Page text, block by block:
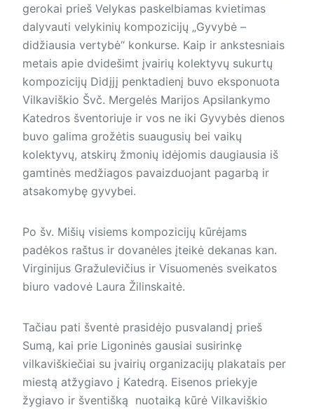
gerokai prieš Velykas paskelbiamas kvietimas
dalyvauti velykinių kompozicijų „Gyvybė –
didžiausia vertybė“ konkurse. Kaip ir ankstesniais
metais apie dvidešimt įvairių kolektyvų sukurtų
kompozicijų Didįjį penktadienį buvo eksponuota
Vilkaviškio Švč. Mergelės Marijos Apsilankymo
Katedros šventoriuje ir vos ne iki Gyvybės dienos
buvo galima grožėtis suaugusių bei vaikų
kolektyvų, atskirų žmonių idėjomis daugiausia iš
gamtinės medžiagos pavaizduojant pagarbą ir
atsakomybę gyvybei.
Po šv. Mišių visiems kompozicijų kūrėjams
padėkos raštus ir dovanėles įteikė dekanas kan.
Virginijus Gražulevičius ir Visuomenės svei­katos
biuro vadovė Laura Žilinskaitė.
Tačiau pati šventė prasidėjo pusvalandį prieš
Sumą, kai prie Ligoninės gausiai susirinkę
vilkaviškiečiai su įvairių organizacijų plakatais per
miestą atžygiavo į Katedrą. Eisenos priekyje
žygiavo ir šventišką nuotaiką kūrė Vilkaviškio